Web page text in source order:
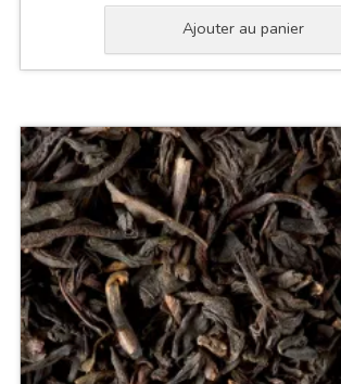
Ajouter au panier